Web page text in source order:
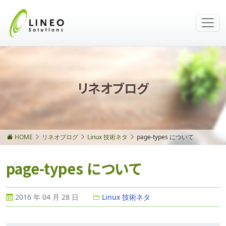
リネオブログ
HOME リネオブログ Linux 技術ネタ page-types について
page-types について
2016 年 04 月 28 日 Linux 技術ネタ